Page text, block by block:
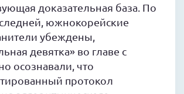
доказательная база. По
южнокорейские
убеждены,
девятка» во главе с
осознавали, что
протокол